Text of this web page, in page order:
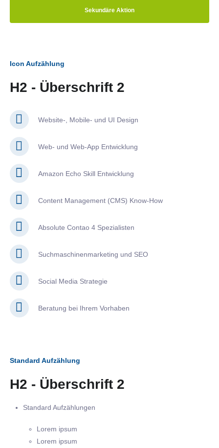
Sekundäre Aktion
Icon Aufzählung
H2 - Überschrift 2
Website-, Mobile- und UI Design
Web- und Web-App Entwicklung
Amazon Echo Skill Entwicklung
Content Management (CMS) Know-How
Absolute Contao 4 Spezialisten
Suchmaschinenmarketing und SEO
Social Media Strategie
Beratung bei Ihrem Vorhaben
Standard Aufzählung
H2 - Überschrift 2
Standard Aufzählungen
Lorem ipsum
Lorem ipsum